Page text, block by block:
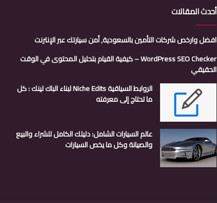
أحدث المقالات
افضل وارخص شركات التأمين بالسعودية, أمن سيارتك عبر الإنترنت
WordPress SEO Checker – كيفية القيام بتحليل المحتوى في الوقت
الحقيقي
الروابط السياقية Niche Edits لبناء الباك لينك : كل
ما تحتاج إلى معرفته
عالم السيارات الشامل: دليلك الكامل للشراء والبيع
والصيانة وكل ما يخص السيارات